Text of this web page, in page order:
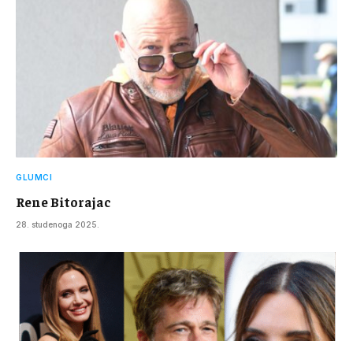
GLUMCI
Rene Bitorajac
28. studenoga 2025.